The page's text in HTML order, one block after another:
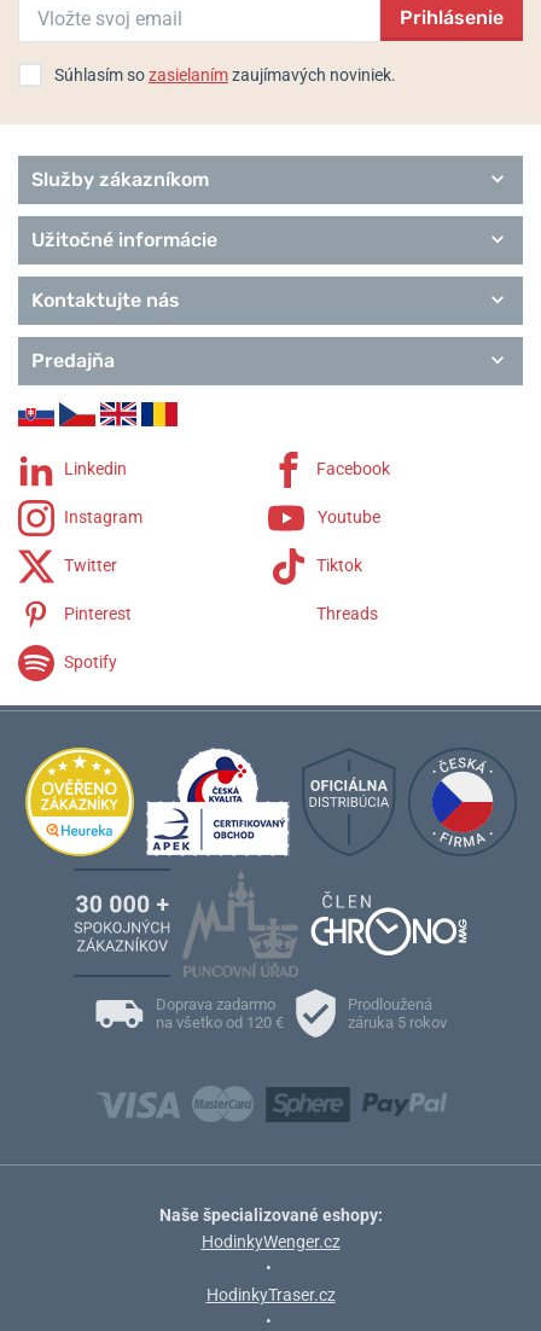
Prihlásenie
Súhlasím sozasielanímzaujímavých noviniek.
Služby zákazníkom
Užitočné informácie
Kontaktujte nás
Predajňa
Linkedin Facebook
Instagram Youtube
Twitter Tiktok
Pinterest Threads
Spotify
Doprava zadarmo
na všetko od 120 €
Prodloužená
záruka 5 rokov
Naše špecializované eshopy:
HodinkyWenger.cz
•
HodinkyTraser.cz
•